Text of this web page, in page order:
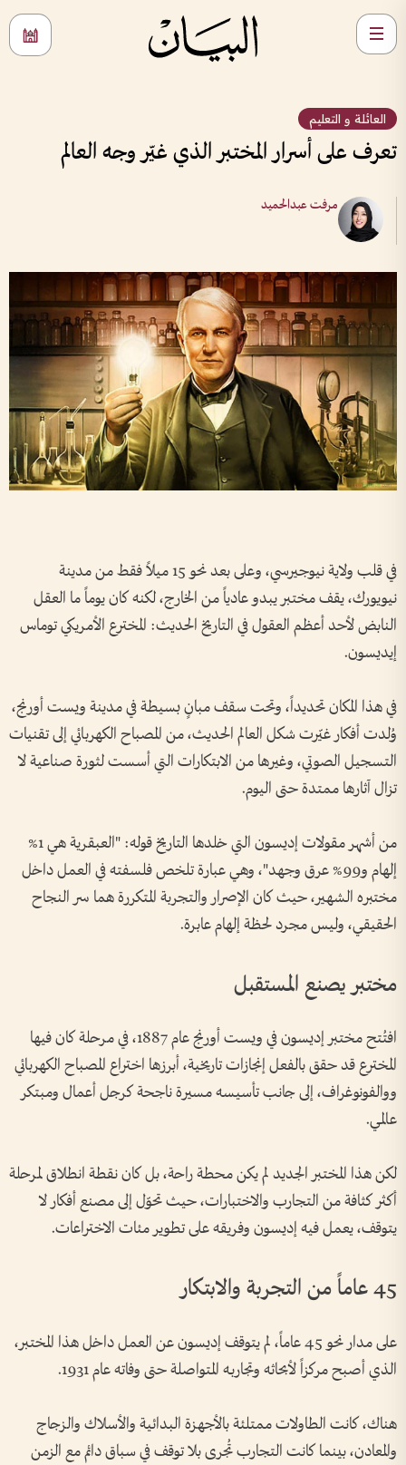
العائلة و التعليم
تعرف على أسرار المختبر الذي غيّر وجه العالم
مرفت عبدالحميد
في قلب ولاية نيوجيرسي، وعلى بعد نحو 15 ميلاً فقط من مدينة
نيويورك، يقف مختبر يبدو عادياً من الخارج، لكنه كان يوماً ما العقل
النابض لأحد أعظم العقول في التاريخ الحديث: المخترع الأمريكي توماس
إيديسون.
في هذا المكان تحديداً، وتحت سقف مبانٍ بسيطة في مدينة ويست أورنج،
وُلدت أفكار غيّرت شكل العالم الحديث، من المصباح الكهربائي إلى تقنيات
التسجيل الصوتي، وغيرها من الابتكارات التي أسست لثورة صناعية لا
تزال آثارها ممتدة حتى اليوم.
من أشهر مقولات إديسون التي خلدها التاريخ قوله: "العبقرية هي 1%
إلهام و99% عرق وجهد"، وهي عبارة تلخص فلسفته في العمل داخل
مختبره الشهير، حيث كان الإصرار والتجربة المتكررة هما سر النجاح
الحقيقي، وليس مجرد لحظة إلهام عابرة.
مختبر يصنع المستقبل
افتُتح مختبر إديسون في ويست أورنج عام 1887، في مرحلة كان فيها
المخترع قد حقق بالفعل إنجازات تاريخية، أبرزها اختراع المصباح الكهربائي
ووالفونوغراف، إلى جانب تأسيسه مسيرة ناجحة كرجل أعمال ومبتكر
عالمي.
لكن هذا المختبر الجديد لم يكن محطة راحة، بل كان نقطة انطلاق لمرحلة
أكثر كثافة من التجارب والاختبارات، حيث تحوّل إلى مصنع أفكار لا
يتوقف، يعمل فيه إديسون وفريقه على تطوير مئات الاختراعات.
45 عاماً من التجربة والابتكار
على مدار نحو 45 عاماً، لم يتوقف إديسون عن العمل داخل هذا المختبر،
الذي أصبح مركزاً لأبحاثه وتجاربـه المتواصلة حتى وفاته عام 1931.
هناك، كانت الطاولات ممتلئة بالأجهزة البدائية والأسلاك والزجاج
والمعادن، بينما كانت التجارب تُجرى بلا توقف في سباق دائم مع الزمن